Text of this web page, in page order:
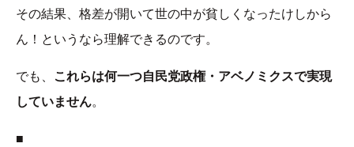
その結果、格差が開いて世の中が貧しくなったけしから
ん！というなら理解できるのです。
でも、
これらは何一つ自民党政権・アベノミクスで実現
していません。
■